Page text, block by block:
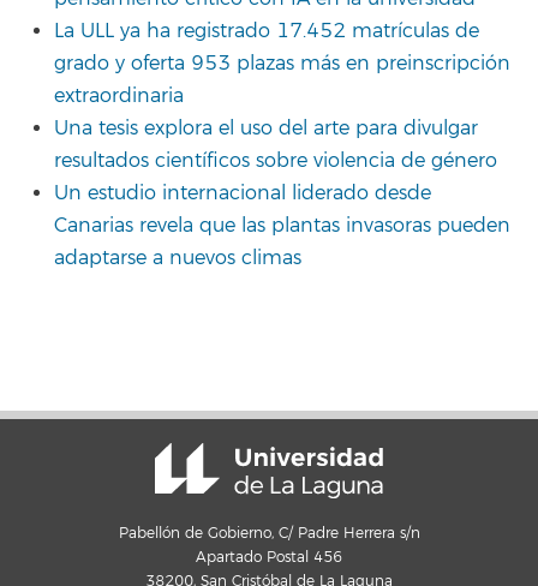
La ULL ya ha registrado 17.452 matrículas de
grado y oferta 953 plazas más en preinscripción
extraordinaria
Una tesis explora el uso del arte para divulgar
resultados científicos sobre violencia de género
Un estudio internacional liderado desde
Canarias revela que las plantas invasoras pueden
adaptarse a nuevos climas
Pabellón de Gobierno, C/ Padre Herrera s/n
Apartado Postal 456
38200, San Cristóbal de La Laguna